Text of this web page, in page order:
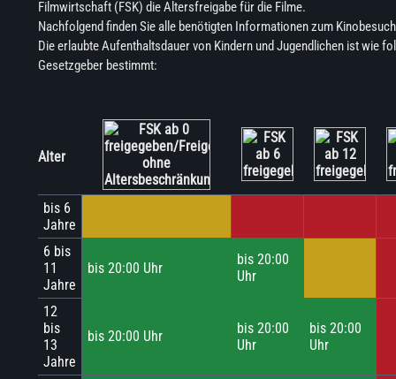
Filmwirtschaft (FSK) die Altersfreigabe für die Filme.
Nachfolgend finden Sie alle benötigten Informationen zum
Die erlaubte Aufenthaltsdauer von Kindern und Jugendlichen ist wie
Gesetzgeber bestimmt:
Alter
bis 6
Jahre
6 bis
11
Jahre
bis 20:00 Uhr
bis 20:00
Uhr
12
bis
13
Jahre
bis 20:00 Uhr
bis 20:00
Uhr
bis 20:00
Uhr